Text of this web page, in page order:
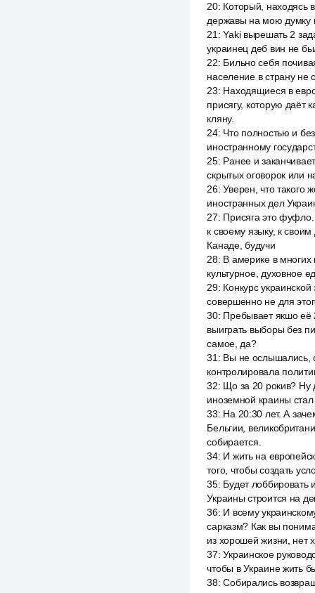
20: Который, находясь
державы на мою думку
21 :Yaki вырешать 2
украинец деб вин не
22: Бильно себя
население в страну не
23: Находящиеся в
присягу, которую даёт
кляну.
24: Что полностью и
иностранному
25: Ранее и
скрытых оговорок или
26:Уверен, что такого
иностранных дел
27: Присяга это фуфло.
к своему языку, к
Канаде, будучи
28: В америке в многих
культурное, духовное
29: Конкурс
совершенно не для
30: Пребывает якшо её
выиграть выборы без
самое, да?
31 : Вы не ослышались,
контролировала
32: Що за 20 рокив? Ну
иноземной краины
33: На 20:30 лет. А
Бельгии,
собирается.
34: И жить на
того, чтобы создать
35: Будет лоббировать
Украины строится на
36: И всему
сарказм? Как вы
из хорошей жизни, нет
37:Украинское
чтобы в Украине жить
38:Собирались